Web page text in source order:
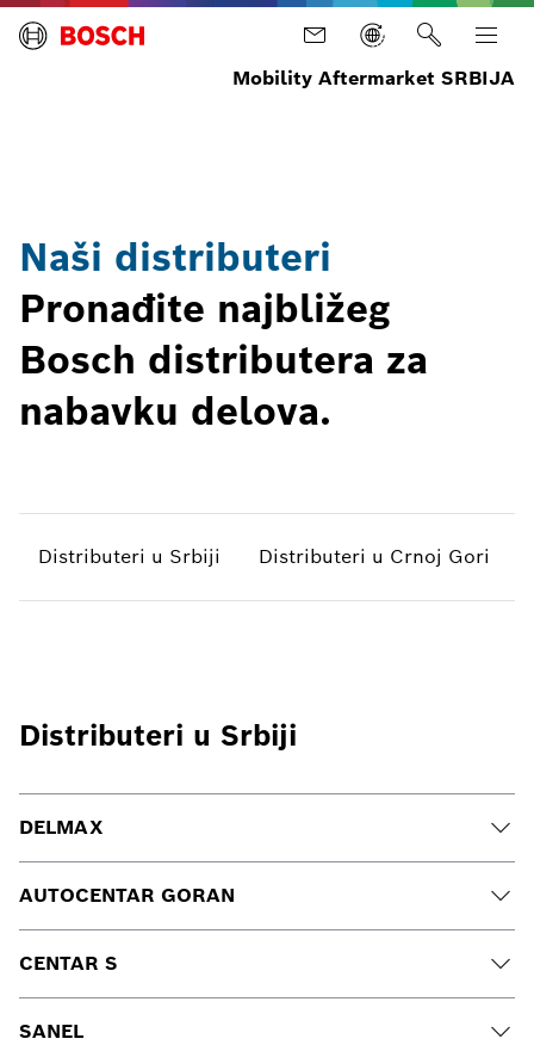
Mobility Aftermarket SRBIJA
Naši distributeri
Pronađite najbližeg
Bosch distributera za
nabavku delova.
Distributeri u Srbiji Distributeri u Crnoj Gori
Distributeri u Srbiji
DELMAX
AUTOCENTAR GORAN
CENTAR S
SANEL